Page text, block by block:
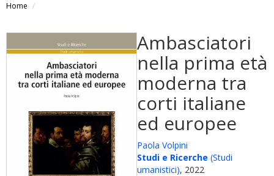
contenuto
Home
Ambasciatori
nella prima età
moderna tra
corti italiane
ed europee
Paola Volpini
Studi e Ricerche (Studi
umanistici), 2022